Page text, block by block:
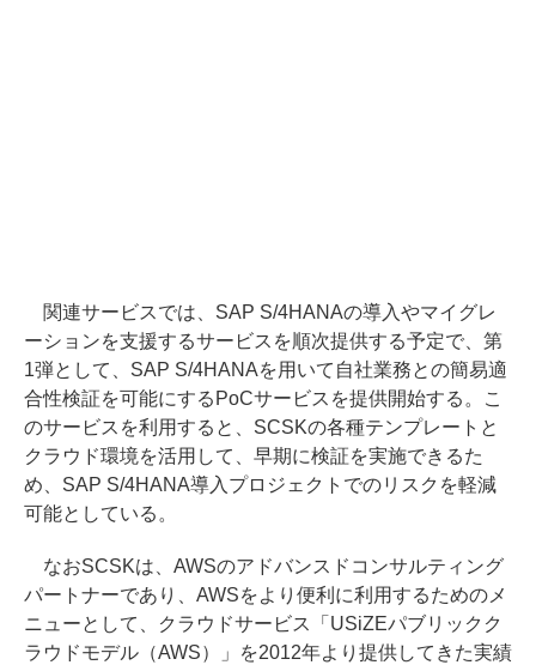
関連サービスでは、SAP S/4HANAの導入やマイグレ
ーションを支援するサービスを順次提供する予定で、第
1弾として、SAP S/4HANAを用いて自社業務との簡易適
合性検証を可能にするPoCサービスを提供開始する。こ
のサービスを利用すると、SCSKの各種テンプレートと
クラウド環境を活用して、早期に検証を実施できるた
め、SAP S/4HANA導入プロジェクトでのリスクを軽減
可能としている。
なおSCSKは、AWSのアドバンスドコンサルティング
パートナーであり、AWSをより便利に利用するためのメ
ニューとして、クラウドサービス「USiZEパブリックク
ラウドモデル（AWS）」を2012年より提供してきた実績